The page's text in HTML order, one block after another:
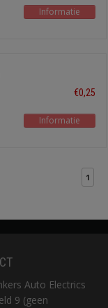
Informatie
€0,25
Informatie
1
Auto Electrics
9 (geen